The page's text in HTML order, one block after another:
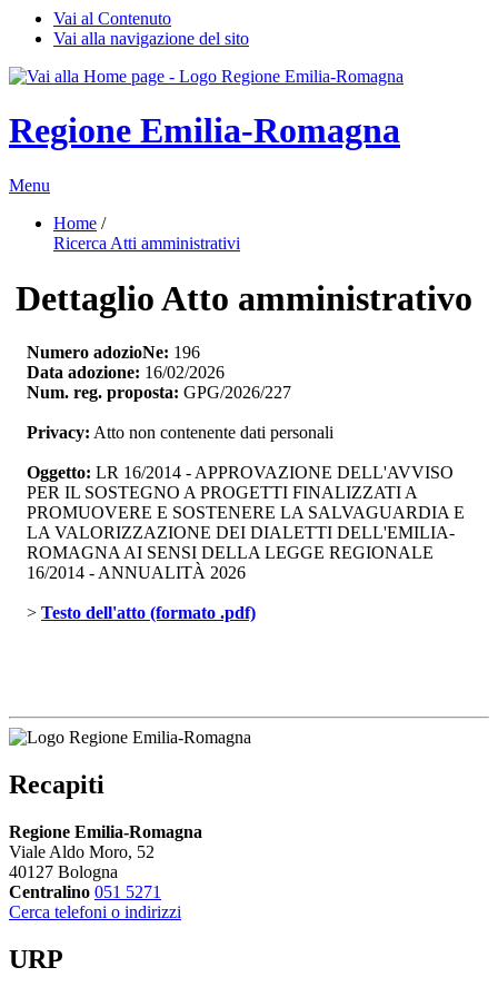
Vai al Contenuto
Vai alla navigazione del sito
Regione Emilia-Romagna
Menu
Home /
Ricerca Atti amministrativi
Dettaglio Atto amministrativo
Numero adozioNe: 196
Data adozione: 16/02/2026
Num. reg. proposta: GPG/2026/227
Privacy: Atto non contenente dati personali
Oggetto: LR 16/2014 - APPROVAZIONE DELL'AVVISO
PER IL SOSTEGNO A PROGETTI FINALIZZATI A
PROMUOVERE E SOSTENERE LA SALVAGUARDIA E
LA VALORIZZAZIONE DEI DIALETTI DELL'EMILIA-
ROMAGNA AI SENSI DELLA LEGGE REGIONALE
16/2014 - ANNUALITÀ 2026
> Testo dell'atto (formato .pdf)
Recapiti
Regione Emilia-Romagna
Viale Aldo Moro, 52
40127 Bologna
Centralino 051 5271
Cerca telefoni o indirizzi
URP